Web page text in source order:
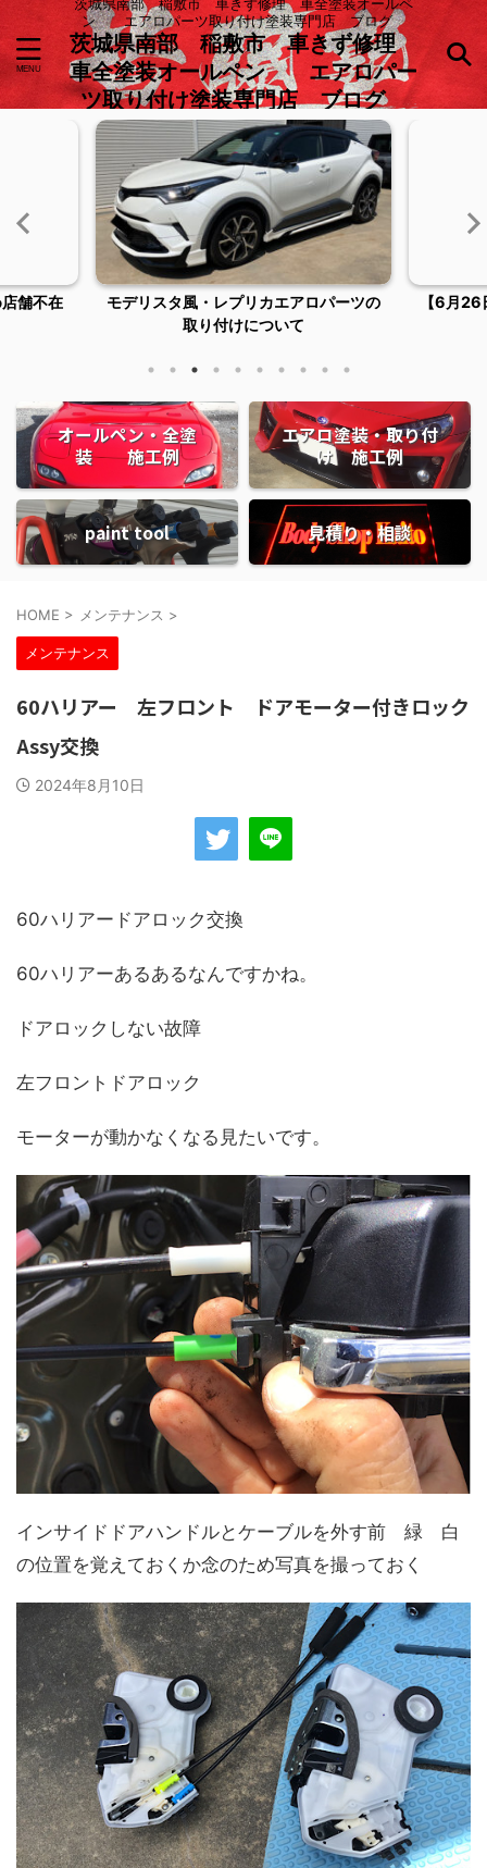
ン エアロパーツ取り付け塗装専門店 ブログ
茨城県南部 稲敷市 車きず修理
車全塗装オールペン エアロパー
ツ取り付け塗装専門店 ブログ
ーツの
【6月26日臨時休業およびご来店につい
てのお知らせ】
稲敷市
オールペン・全塗
装 施工例
エアロ塗装・取り付
け 施工例
paint tool 見積り・相談
HOME > メンテナンス >
メンテナンス
60ハリアー 左フロント ドアモーター付きロック
Assy交換
2024年8月10日
60ハリアードアロック交換
60ハリアーあるあるなんですかね。
ドアロックしない故障
左フロントドアロック
モーターが動かなくなる見たいです。
インサイドドアハンドルとケーブルを外す前 緑 白
の位置を覚えておくか念のため写真を撮っておく